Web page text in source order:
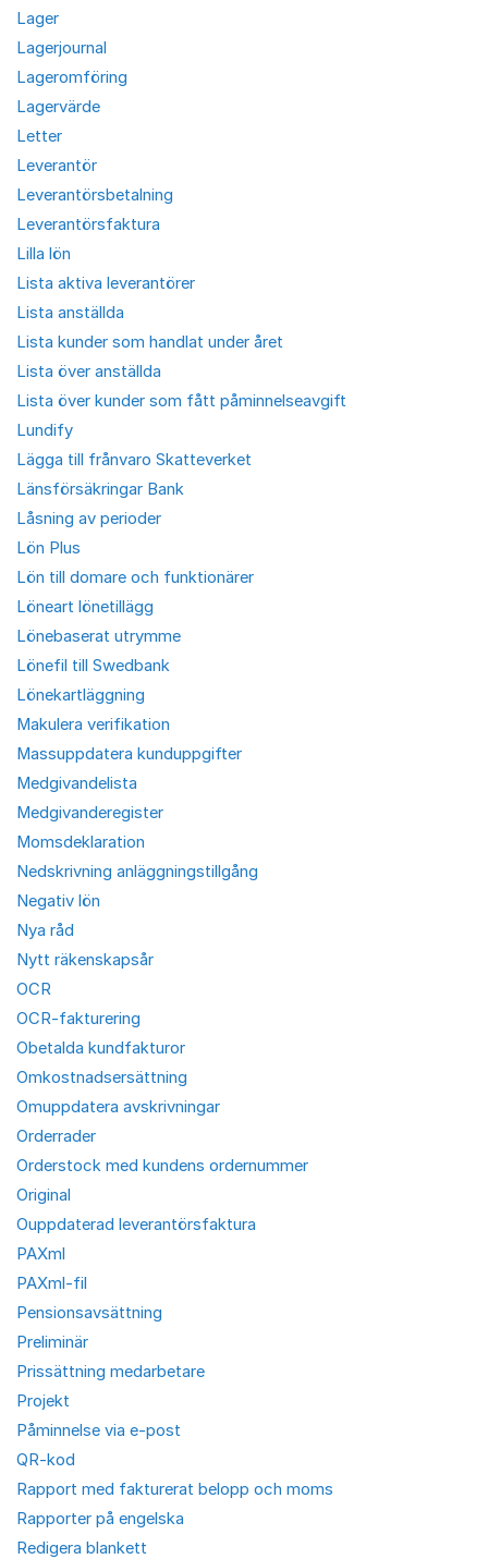
Lager
Lagerjournal
Lageromföring
Lagervärde
Letter
Leverantör
Leverantörsbetalning
Leverantörsfaktura
Lilla lön
Lista aktiva leverantörer
Lista anställda
Lista kunder som handlat under året
Lista över anställda
Lista över kunder som fått påminnelseavgift
Lundify
Lägga till frånvaro Skatteverket
Länsförsäkringar Bank
Låsning av perioder
Lön Plus
Lön till domare och funktionärer
Löneart lönetillägg
Lönebaserat utrymme
Lönefil till Swedbank
Lönekartläggning
Makulera verifikation
Massuppdatera kunduppgifter
Medgivandelista
Medgivanderegister
Momsdeklaration
Nedskrivning anläggningstillgång
Negativ lön
Nya råd
Nytt räkenskapsår
OCR
OCR-fakturering
Obetalda kundfakturor
Omkostnadsersättning
Omuppdatera avskrivningar
Orderrader
Orderstock med kundens ordernummer
Original
Ouppdaterad leverantörsfaktura
PAXml
PAXml-fil
Pensionsavsättning
Preliminär
Prissättning medarbetare
Projekt
Påminnelse via e-post
QR-kod
Rapport med fakturerat belopp och moms
Rapporter på engelska
Redigera blankett